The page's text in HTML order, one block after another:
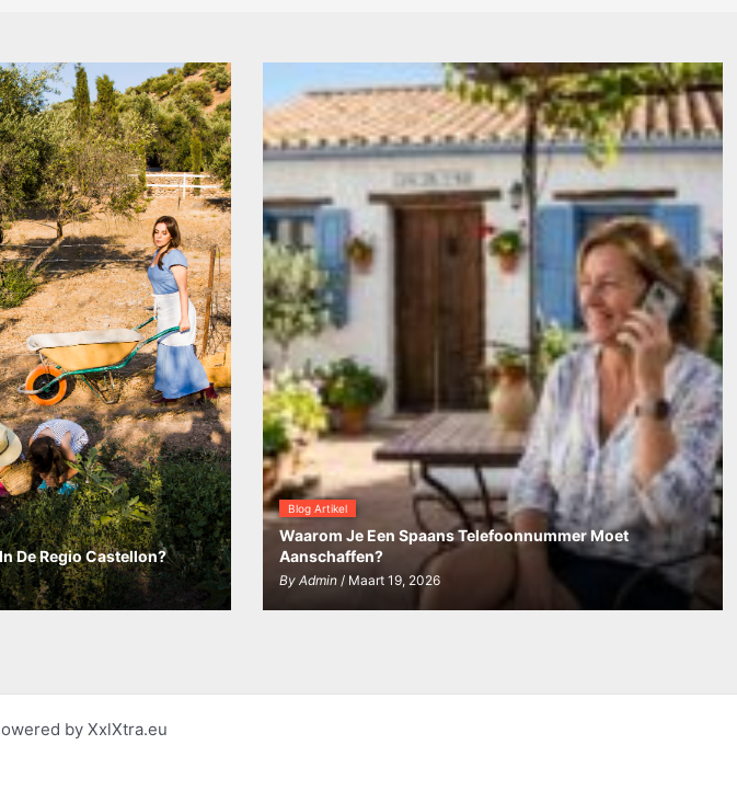
De Regio Castellon?
Blog Artikel
Waarom Je Een Spaans Telefoonnummer Moet
Aanschaffen?
By Admin/ Maart 19, 2026
by XxlXtra.eu